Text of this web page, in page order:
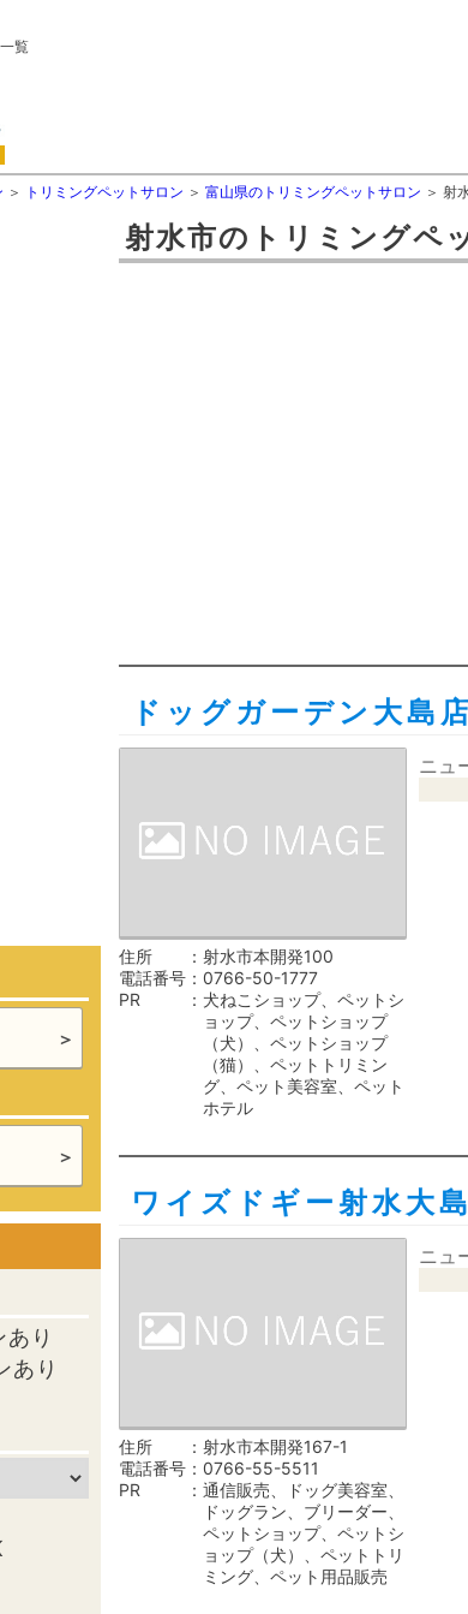
覧
トリミングペットサロン 富山県のトリミングペットサロン 射
り
あり
射水市の トリミングペ
ドッグガーデン大島店
住所
射水市本開発100
電話番号
0766-50-1777
PR
犬ねこショップ、ペットシ
ョップ、ペットショップ
（犬）、ペットショップ
（猫）、ペットトリミン
グ、ペット美容室、ペット
ホテル
ニュ
ワイズドギー射水大
住所
射水市本開発167-1
電話番号
0766-55-5511
PR
通信販売、ドッグ美容室、
ドッグラン、ブリーダー、
ペットショップ、ペットシ
ョップ（犬）、ペットトリ
ミング、ペット用品販売
ニュ